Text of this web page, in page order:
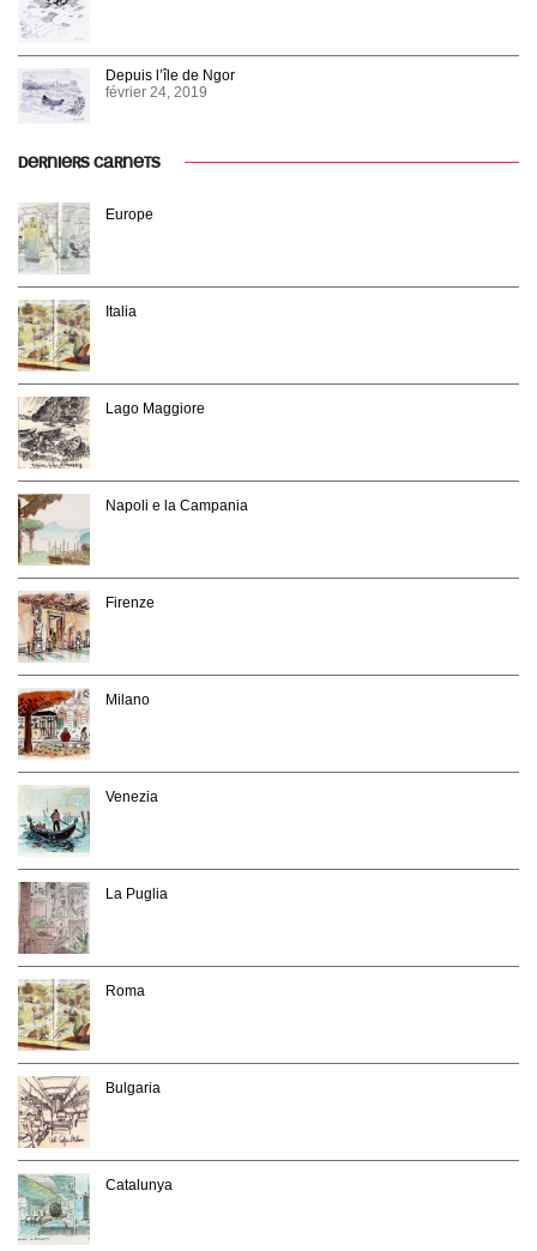
Depuis l’île de Ngor
février 24, 2019
DERNIERS CARNETS
Europe
Italia
Lago Maggiore
Napoli e la Campania
Firenze
Milano
Venezia
La Puglia
Roma
Bulgaria
Catalunya